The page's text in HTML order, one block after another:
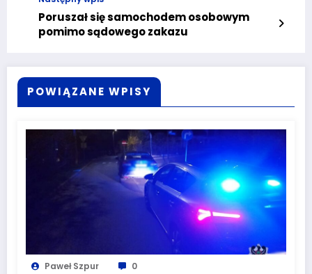
Poruszał się samochodem osobowym
pomimo sądowego zakazu
POWIĄZANE WPISY
Paweł Szpur 0